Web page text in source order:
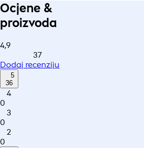
Ocjene &
proizvoda
4,9
37
Dodaj recenziju
5
36
4
0
3
0
2
0